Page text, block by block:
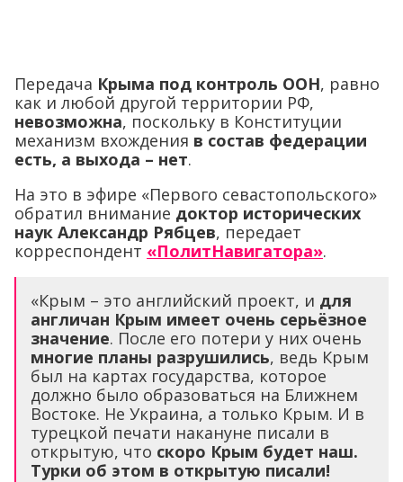
Передача Крыма под контроль ООН, равно
как и любой другой территории РФ,
невозможна, поскольку в Конституции
механизм вхождения в состав федерации
есть, а выхода – нет.
На это в эфире «Первого севастопольского»
обратил внимание доктор исторических
наук Александр Рябцев, передает
корреспондент «ПолитНавигатора».
«Крым – это английский проект, и для
англичан Крым имеет очень серьёзное
значение. После его потери у них очень
многие планы разрушились, ведь Крым
был на картах государства, которое
должно было образоваться на Ближнем
Востоке. Не Украина, а только Крым. И в
турецкой печати накануне писали в
открытую, что скоро Крым будет наш.
Турки об этом в открытую писали!